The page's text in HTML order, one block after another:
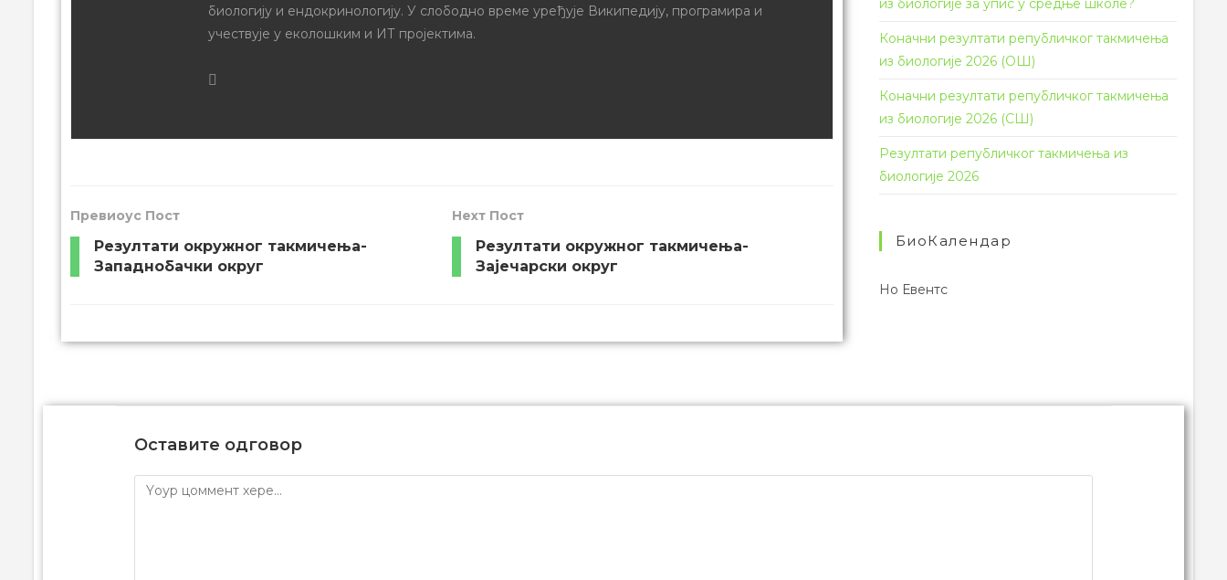
биологију и ендокринологију. У слободно време уређује Википедију, програмира и
учествује у еколошким и ИТ пројектима.
Превиоус Пост
Резултати окружног такмичења-
Западнобачки округ
Неxт Пост
Резултати окружног такмичења-
Зајечарски округ
из биологије за упис у средње школе?
Коначни резултати републичког такмичења
из биологије 2026 (ОШ)
Коначни резултати републичког такмичења
из биологије 2026 (СШ)
Резултати републичког такмичења из
биологије 2026
БиоКалендар
Но Евентс
Оставите одговор